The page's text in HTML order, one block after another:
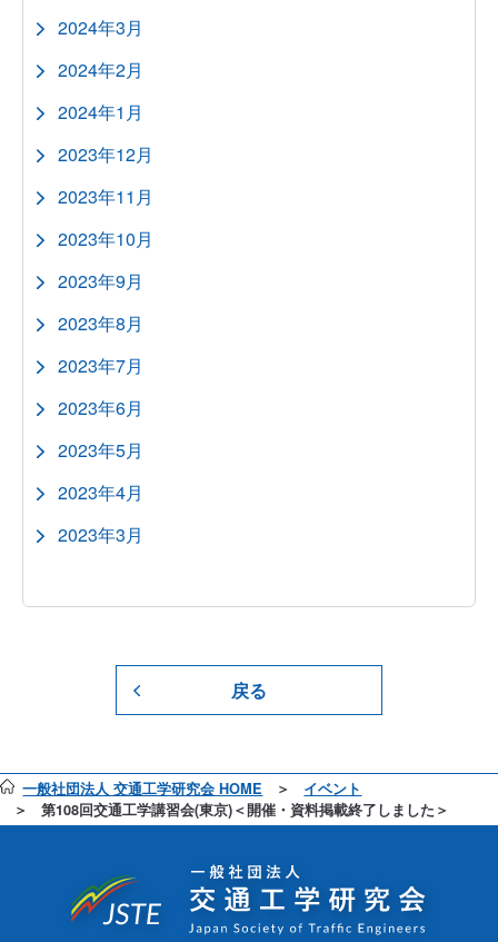
2024年3月
2024年2月
2024年1月
2023年12月
2023年11月
2023年10月
2023年9月
2023年8月
2023年7月
2023年6月
2023年5月
2023年4月
2023年3月
戻る
一般社団法人 交通工学研究会 HOME
イベント
第108回交通工学講習会(東京)＜開催・資料掲載終了しました＞